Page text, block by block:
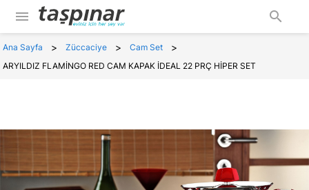
menu search
Ana Sayfa > Züccaciye > Cam Set >
ARYILDIZ FLAMİNGO RED CAM KAPAK İDEAL 22 PRÇ HİPER SET